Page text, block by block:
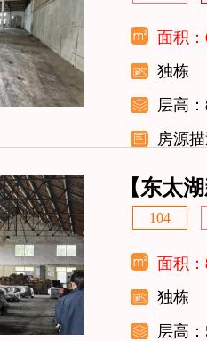
面积：
独栋
层高
房源
【东太
104
面积：
独栋
层高